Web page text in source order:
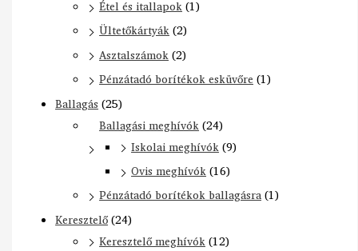
Étel és itallapok(1)
Ültetőkártyák(2)
Asztalszámok(2)
Pénzátadó borítékok esküvőre (1)
Ballagás (25)
Ballagási meghívók(24)
Iskolai meghívók(9)
Ovis meghívók(16)
Pénzátadó borítékok ballagásra(1)
Keresztelő(24)
Keresztelő meghívók(12)